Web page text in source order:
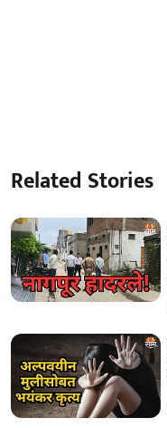
Related Stories